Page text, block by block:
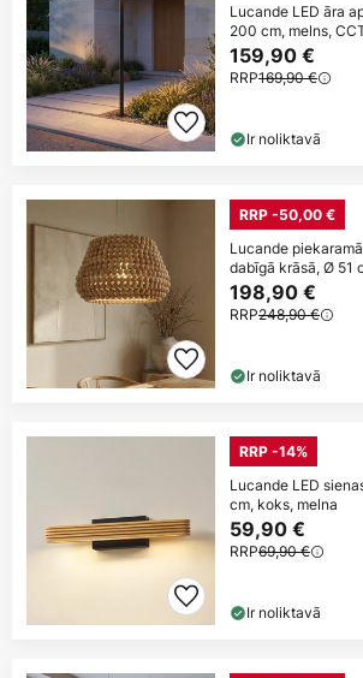
Lucande LED āra
200 cm, melns,
159,90 €
RRP169,90 €
Ir noliktavā
RRP -50,00 €
Lucande
dabīgā krāsā, Ø 51
198,90 €
RRP248,90 €
Ir noliktavā
RRP -14%
Lucande LED
cm, koks, melna
59,90 €
RRP69,90 €
Ir noliktavā